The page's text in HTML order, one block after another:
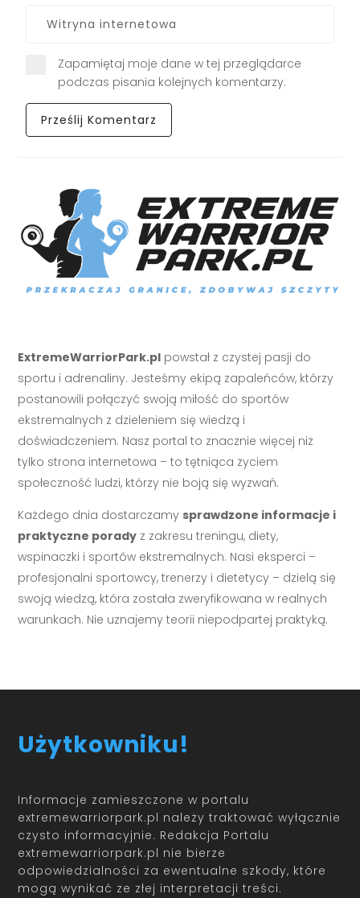
Zapamiętaj moje dane w tej przeglądarce
podczas pisania kolejnych komentarzy.
ExtremeWarriorPark.pl powstał z czystej pasji do
sportu i adrenaliny. Jesteśmy ekipą zapaleńców, którzy
postanowili połączyć swoją miłość do sportów
ekstremalnych z dzieleniem się wiedzą i
doświadczeniem. Nasz portal to znacznie więcej niż
tylko strona internetowa – to tętniąca życiem
społeczność ludzi, którzy nie boją się wyzwań.
Każdego dnia dostarczamy sprawdzone informacje i
praktyczne porady z zakresu treningu, diety,
wspinaczki i sportów ekstremalnych. Nasi eksperci –
profesjonalni sportowcy, trenerzy i dietetycy – dzielą się
swoją wiedzą, która została zweryfikowana w realnych
warunkach. Nie uznajemy teorii niepodpartej praktyką.
Użytkowniku!
Informacje zamieszczone w portalu
extremewarriorpark.pl należy traktować wyłącznie
czysto informacyjnie. Redakcja Portalu
extremewarriorpark.pl nie bierze
odpowiedzialności za ewentualne szkody, które
mogą wynikać ze złej interpretacji treści.